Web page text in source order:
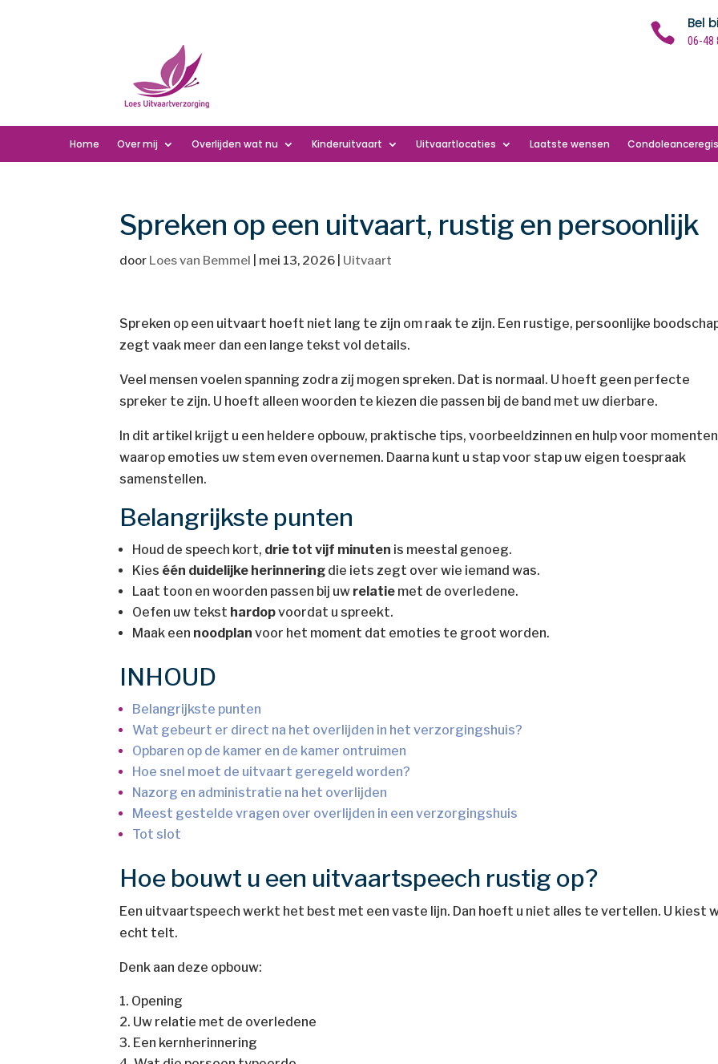
 Bel
06-48
Home Over mij Overlijden wat nu Kinderuitvaart Uitvaartlocaties Laatste wensen
Spreken op een uitvaart, rustig en persoonlijk
door Loes van Bemmel mei 13, 2026 Uitvaart
Spreken op een uitvaart hoeft niet lang te zijn om raak te zijn. Een rustige, persoonlijke
zegt vaak meer dan een lange tekst vol details.
Veel mensen voelen spanning zodra zij mogen spreken. Dat is normaal. U hoeft geen perfecte
spreker te zijn. U hoeft alleen woorden te kiezen die passen bij de band met uw dierbare.
In dit artikel krijgt u een heldere opbouw, praktische tips, voorbeeldzinnen en hulp voor momenten
waarop emoties uw stem even overnemen. Daarna kunt u stap voor stap uw eigen toespraak
samenstellen.
Belangrijkste punten
Houd de speech kort, drie tot vijf minuten is meestal genoeg.
Kies één duidelijke herinnering die iets zegt over wie iemand was.
Laat toon en woorden passen bij uw relatie met de overledene.
Oefen uw tekst hardopvoordat u spreekt.
Maak een noodplan voor het moment dat emoties te groot worden.
INHOUD
Belangrijkste punten
Wat gebeurt er direct na het overlijden in het verzorgingshuis?
Opbaren op de kamer en de kamer ontruimen
Hoe snel moet de uitvaart geregeld worden?
Nazorg en administratie na het overlijden
Meest gestelde vragen over overlijden in een verzorgingshuis
Tot slot
Hoe bouwt u een uitvaartspeech rustig op?
Een uitvaartspeech werkt het best met een vaste lijn. Dan hoeft u niet alles te vertellen. U kiest
echt telt.
Denk aan deze opbouw:
Opening
Uw relatie met de overledene
Een kernherinnering